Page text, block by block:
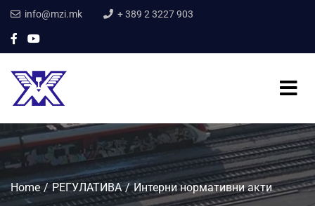
info@mzi.mk + 389 2 3227 903
Home РЕГУЛАТИВА Интерни нормативни акти